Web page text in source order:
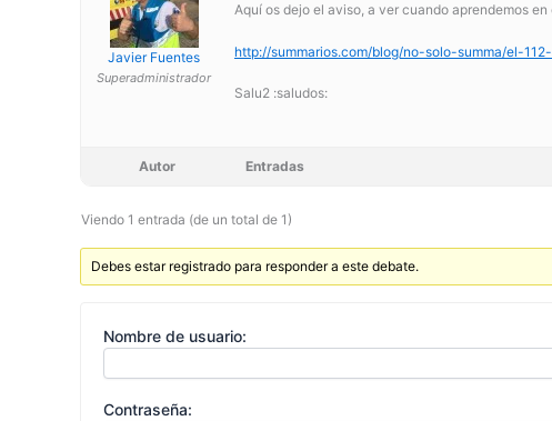
Javier Fuentes
Superadministrador
Aquí os dejo el aviso, a ver cuando aprendemos en
http://summarios.com/blog/no-solo-summa/el-
Salu2 :saludos:
Autor Entradas
Viendo 1 entrada (de un total de 1)
Debes estar registrado para responder a este debate.
Nombre de usuario:
Contraseña: